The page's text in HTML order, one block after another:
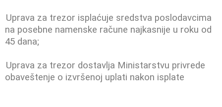
Uprava za trezor isplaćuje sredstva poslodavcima
na posebne namenske račune najkasnije u roku od
45 dana;
Uprava za trezor dostavlja Ministarstvu privrede
obaveštenje o izvršenoj uplati nakon isplate